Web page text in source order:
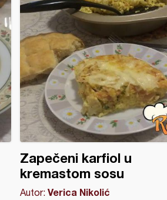
Zapečeni karfiol u
kremastom sosu
Autor:Verica Nikolić